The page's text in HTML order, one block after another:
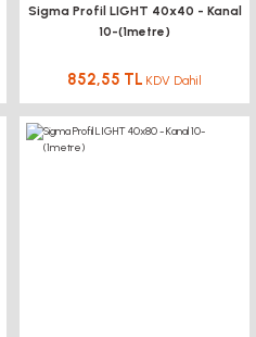
Sigma Profil LIGHT 40x40 - Kanal
10-(1metre)
852,55 TL KDV Dahil